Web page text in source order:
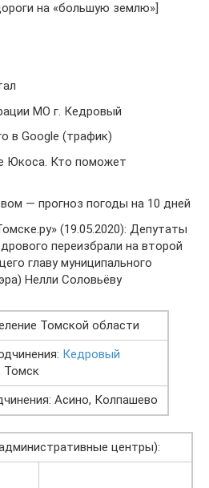
на «большую землю»]
МО г. Кедровый
в Google (трафик)
Юкоса. Кто поможет
— прогноз погоды на 10 дней
(19.05.2020): Депутаты
переизбрали на второй
главу муниципального
Нелли Соловьёву
Томской области
Кедровый
Томск
Асино, Колпашево
центры):